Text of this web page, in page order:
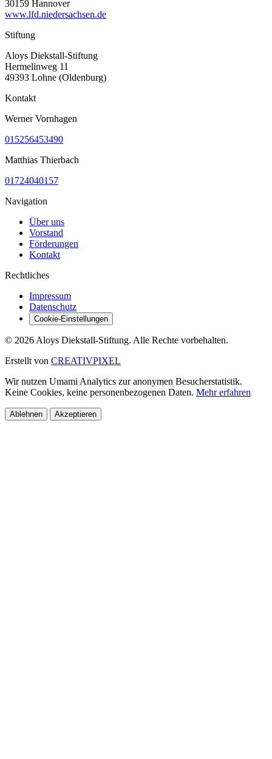
30159 Hannover
www.lfd.niedersachsen.de
Stiftung
Aloys Diekstall-Stiftung
Hermelinweg 11
49393 Lohne (Oldenburg)
Kontakt
Werner Vornhagen
015256453490
Matthias Thierbach
01724040157
Navigation
Über uns
Vorstand
Förderungen
Kontakt
Rechtliches
Impressum
Datenschutz
Cookie-Einstellungen
© 2026 Aloys Diekstall-Stiftung. Alle Rechte vorbehalten.
Erstellt von CREATIVPIXEL
Wir nutzen Umami Analytics zur anonymen Besucherstatistik.
Keine Cookies, keine personenbezogenen Daten. Mehr erfahren
Ablehnen Akzeptieren